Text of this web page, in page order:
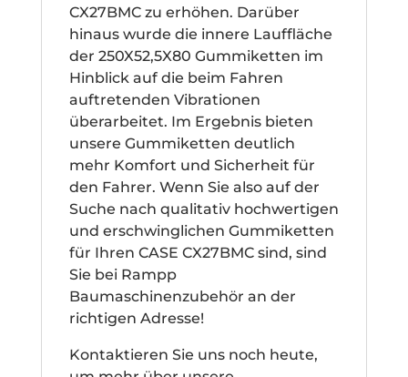
CX27BMC zu erhöhen. Darüber
hinaus wurde die innere Lauffläche
der 250X52,5X80 Gummiketten im
Hinblick auf die beim Fahren
auftretenden Vibrationen
überarbeitet. Im Ergebnis bieten
unsere Gummiketten deutlich
mehr Komfort und Sicherheit für
den Fahrer. Wenn Sie also auf der
Suche nach qualitativ hochwertigen
und erschwinglichen Gummiketten
für Ihren CASE CX27BMC sind, sind
Sie bei Rampp
Baumaschinenzubehör an der
richtigen Adresse!
Kontaktieren Sie uns noch heute,